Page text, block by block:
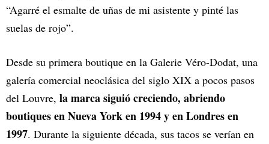
“Agarré el esmalte de uñas de mi asistente y pinté las
suelas de rojo”.
Desde su primera boutique en la Galerie Véro-Dodat, una
galería comercial neoclásica del siglo XIX a pocos pasos
del Louvre, la marca siguió creciendo, abriendo
boutiques en Nueva York en 1994 y en Londres en
1997. Durante la siguiente década, sus tacos se verían en